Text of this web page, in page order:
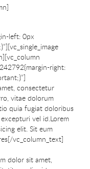
left: 0px
right:
consectetur
vitae dolorum
quia fugiat doloribus
vel id.Lorem
elit. Sit eum
vc_column_text]
dolor sit amet,